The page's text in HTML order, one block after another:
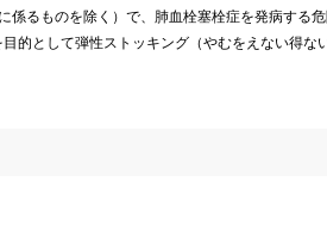
係るものを除く）で、肺血栓塞栓症を発病する
的として弾性ストッキング（やむをえない得